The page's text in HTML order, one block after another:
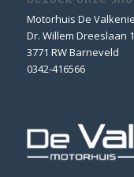
Motorhuis De
Dr. Willem Dreeslaan
3771 RW Barneveld
0342-416566